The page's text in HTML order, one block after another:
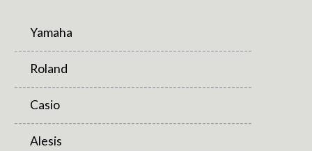
Yamaha
---------------------------------------------------------
Roland
---------------------------------------------------------
Casio
---------------------------------------------------------
Alesis